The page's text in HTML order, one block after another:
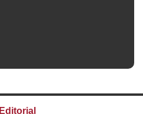
Editorial